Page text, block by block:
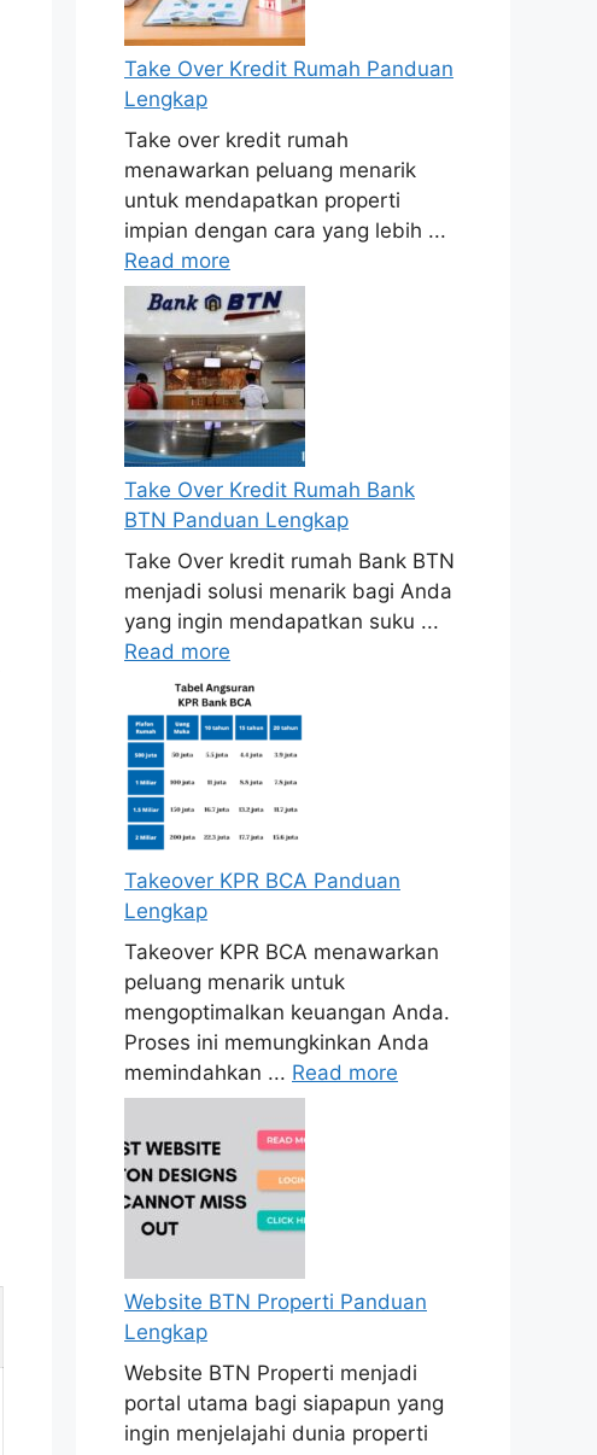
Take Over Kredit Rumah Panduan
Lengkap
Take over kredit rumah
menawarkan peluang menarik
untuk mendapatkan properti
impian dengan cara yang lebih ...
Read more
Take Over Kredit Rumah Bank
BTN Panduan Lengkap
Take Over kredit rumah Bank BTN
menjadi solusi menarik bagi Anda
yang ingin mendapatkan suku ...
Read more
Takeover KPR BCA Panduan
Lengkap
Takeover KPR BCA menawarkan
peluang menarik untuk
mengoptimalkan keuangan Anda.
Proses ini memungkinkan Anda
memindahkan ... Read more
Website BTN Properti Panduan
Lengkap
Website BTN Properti menjadi
portal utama bagi siapapun yang
ingin menjelajahi dunia properti